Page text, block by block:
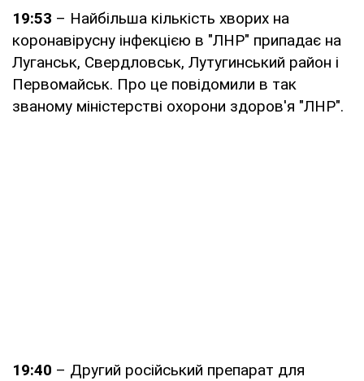
19:53 – Найбільша кількість хворих на
коронавірусну інфекцією в "ЛНР" припадає на
Луганськ, Свердловськ, Лутугинський район і
Первомайськ. Про це повідомили в так
званому міністерстві охорони здоров'я "ЛНР".
19:40 – Другий російський препарат для